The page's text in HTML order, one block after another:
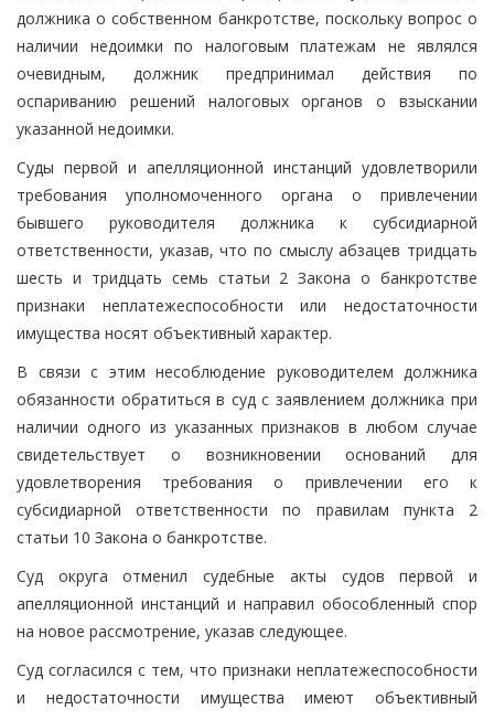
должника о собственном банкротстве, поскольку вопрос о
наличии недоимки по налоговым платежам не являлся
очевидным, должник предпринимал действия по
оспариванию решений налоговых органов о взыскании
указанной недоимки.
Суды первой и апелляционной инстанций удовлетворили
требования уполномоченного органа о привлечении
бывшего руководителя должника к субсидиарной
ответственности, указав, что по смыслу абзацев тридцать
шесть и тридцать семь статьи 2 Закона о банкротстве
признаки неплатежеспособности или недостаточности
имущества носят объективный характер.
В связи с этим несоблюдение руководителем должника
обязанности обратиться в суд с заявлением должника при
наличии одного из указанных признаков в любом случае
свидетельствует о возникновении оснований для
удовлетворения требования о привлечении его к
субсидиарной ответственности по правилам пункта 2
статьи 10 Закона о банкротстве.
Суд округа отменил судебные акты судов первой и
апелляционной инстанций и направил обособленный спор
на новое рассмотрение, указав следующее.
Суд согласился с тем, что признаки неплатежеспособности
и недостаточности имущества имеют объективный